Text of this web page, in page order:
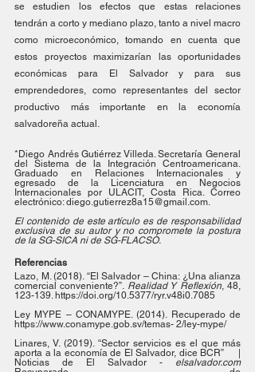
se estudien los efectos que estas relaciones
tendrán a corto y mediano plazo, tanto a nivel macro
como microeconómico, tomando en cuenta que
estos proyectos maximizarían las oportunidades
económicas para El Salvador y para sus
emprendedores, como representantes del sector
productivo más importante en la economía
salvadoreña actual.
*Diego Andrés Gutiérrez Villeda. Secretaría General
del Sistema de la Integración Centroamericana.
Graduado en Relaciones Internacionales y
egresado de la Licenciatura en Negocios
Internacionales por ULACIT, Costa Rica. Correo
electrónico: diego.gutierrez8a15@gmail.com.
El contenido de este artículo es de responsabilidad
exclusiva de su autor y no compromete la postura
de la SG-SICA ni de SG-FLACSO.
Referencias
Lazo, M. (2018). “El Salvador – China: ¿Una alianza
comercial conveniente?”. Realidad Y Reflexión, 48,
123-139. https://doi.org/10.5377/ryr.v48i0.7085
Ley MYPE – CONAMYPE. (2014). Recuperado de
https://www.conamype.gob.sv/temas- 2/ley-mype/
Linares, V. (2019). “Sector servicios es el que más
aporta a la economía de El Salvador, dice BCR”     |
Noticias     de     El     Salvador     -
elsalvador.com